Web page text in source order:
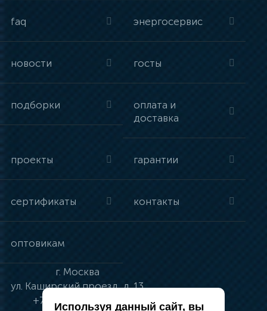
faq энергосервис
новости госты
подборки
оплата и
доставка
проекты гарантии
сертификаты контакты
оптовикам
г. Москва
ул. Каширский проезд, д. 13
+7 (495) 134-41-83
Используя данный сайт, вы